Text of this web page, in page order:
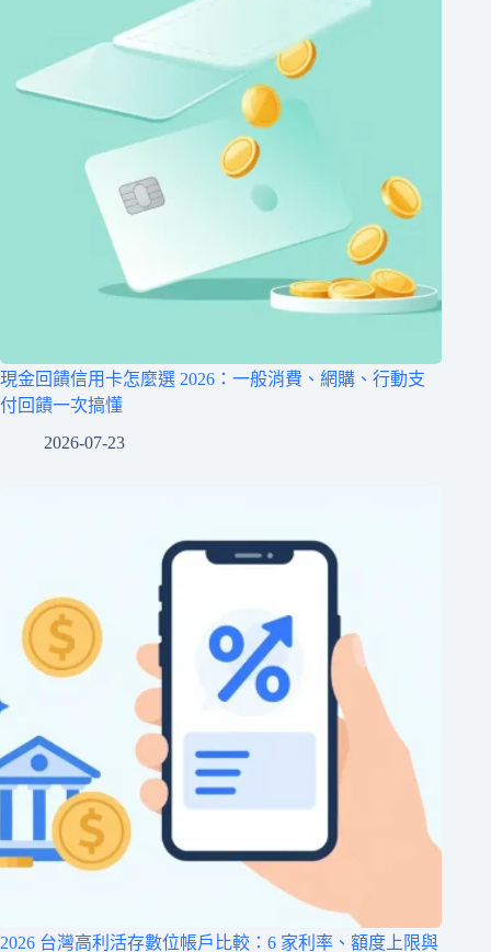
現金回饋信用卡怎麼選 2026：一般消費、網購、行動支
付回饋一次搞懂
2026-07-23
2026 台灣高利活存數位帳戶比較：6 家利率、額度上限與